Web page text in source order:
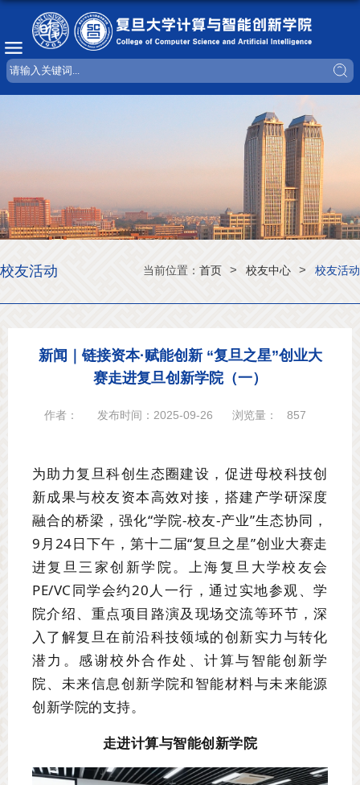
当前位置： 首页 > 校友中心 > 校友活动
校友活动
新闻｜链接资本·赋能创新 “复旦之星”创业大
赛走进复旦创新学院（一）
作者： 发布时间：2025-09-26 浏览量： 857
为助力复旦科创生态圈建设， 促进母校科技创
新成果与校友资本高效对接，搭建产学研深度
融合的桥梁，强化“学院-校友-产业”生态协同，
9月24日下午，第十二届“复旦之星”创业大赛走
进复旦三家创新学院。
上海复旦大学校友会
PE/VC同学会约20人一行，通过实地参观、学
院介绍、重点项目路演及现场交流等环节，深
入了解复旦在前沿科技领域的创新实力与转化
潜力。感谢校外合作处、计算与智能创新学
院、未来信息创新学院和智能材料与未来能源
创新学院的支持。
走进计算与智能创新学院